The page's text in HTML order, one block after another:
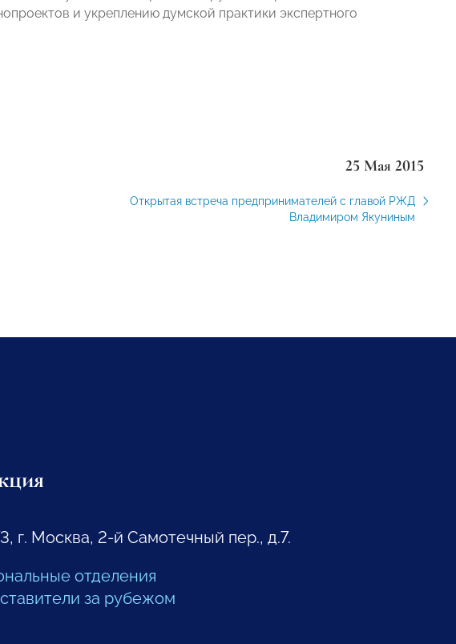
и укреплению думской практики экспертного
25 Мая 2015
Открытая встреча предпринимателей с главой РЖД
Владимиром Якуниным
г. Москва, 2-й Самотечный пер., д.7.
отделения
за рубежом